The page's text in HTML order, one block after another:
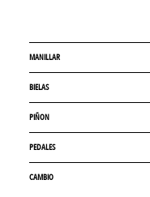
MANILLAR
BIELAS
PIÑON
PEDALES
CAMBIO